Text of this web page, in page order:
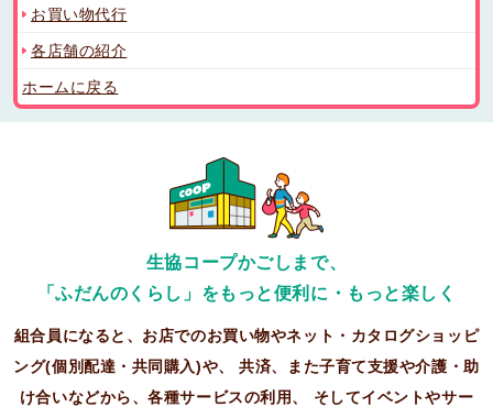
お買い物代行
各店舗の紹介
ホームに戻る
生協コープかごしまで、
「ふだんのくらし」をもっと便利に・もっと楽しく
組合員になると、お店でのお買い物やネット・カタログショッピ
ング(個別配達・共同購入)や、共済、また子育て支援や介護・助
け合いなどから、各種サービスの利用、
そしてイベントやサー